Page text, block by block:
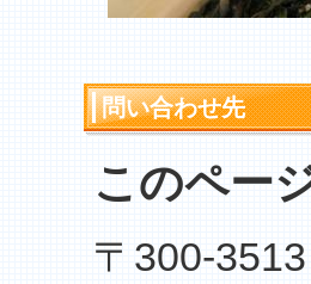
問い合わせ先
このペー
〒300-